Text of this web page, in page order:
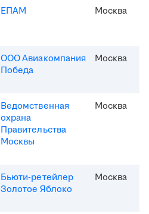
ЕПАМ Москва
ООО Авиакомпания
Победа
Москва
Ведомственная
охрана
Правительства
Москвы
Москва
Бьюти-ретейлер
Золотое Яблоко
Москва